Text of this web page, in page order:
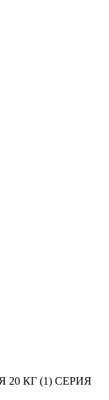
20 КГ (1) СЕРИЯ